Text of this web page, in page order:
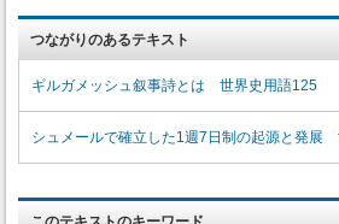
つながりのあるテキスト
ギルガメッシュ叙事詩とは 世界史用語125
シュメールで確立した1週7日制の起源と発展